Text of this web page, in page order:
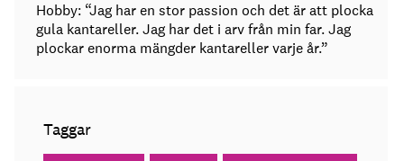
Hobby: “Jag har en stor passion och det är att plocka
gula kantareller. Jag har det i arv från min far. Jag
plockar enorma mängder kantareller varje år.”
Taggar